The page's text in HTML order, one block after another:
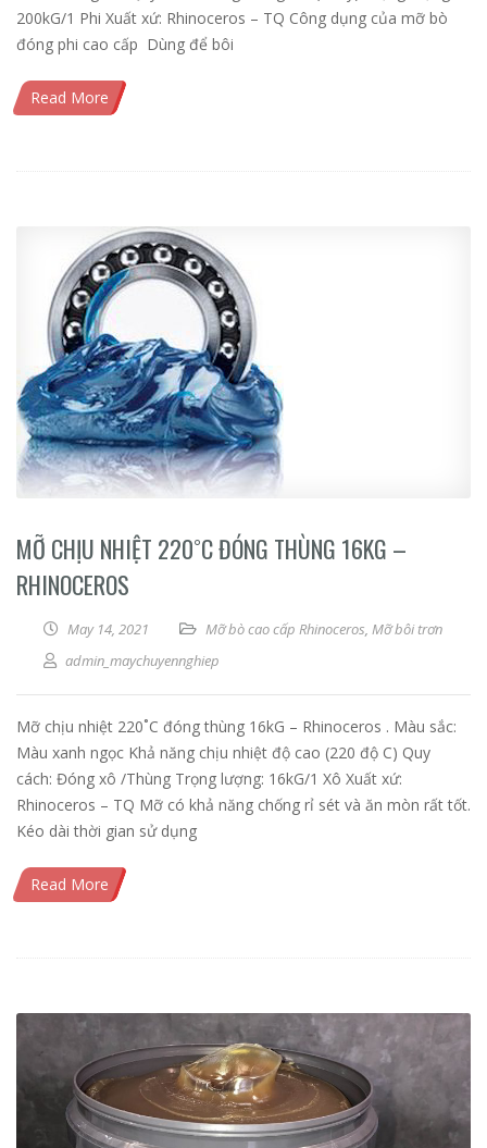
200kG/1 Phi Xuất xứ: Rhinoceros – TQ Công dụng của mỡ bò
đóng phi cao cấp Dùng để bôi
Read More
MỠ CHỊU NHIỆT 220˚C ĐÓNG THÙNG 16KG –
RHINOCEROS
May 14, 2021 Mỡ bò cao cấp Rhinoceros, Mỡ bôi trơn
admin_maychuyennghiep
Mỡ chịu nhiệt 220˚C đóng thùng 16kG – Rhinoceros . Màu sắc:
Màu xanh ngọc Khả năng chịu nhiệt độ cao (220 độ C) Quy
cách: Đóng xô /Thùng Trọng lượng: 16kG/1 Xô Xuất xứ:
Rhinoceros – TQ Mỡ có khả năng chống rỉ sét và ăn mòn rất tốt.
Kéo dài thời gian sử dụng
Read More